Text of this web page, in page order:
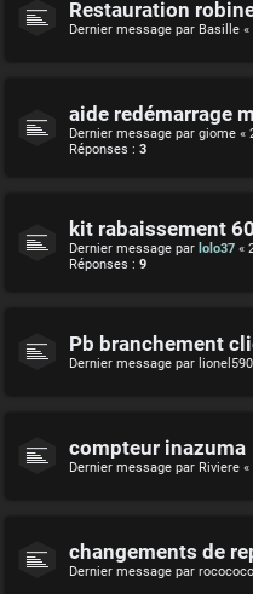
Restauration
Dernier message par Basille «
aide redémarrage
Dernier message par giome «
Réponses : 3
kit rabaissement
Dernier message par lolo37 «
Réponses : 9
Pb branchement
Dernier message par
compteur inazuma
Dernier message par Riviere «
changements de
Dernier message par